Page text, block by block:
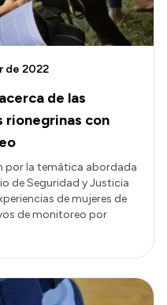
de las
rionegrinas con
de 2022
por la temática abordada
de Seguridad y Justicia
de mujeres de
de monitoreo por